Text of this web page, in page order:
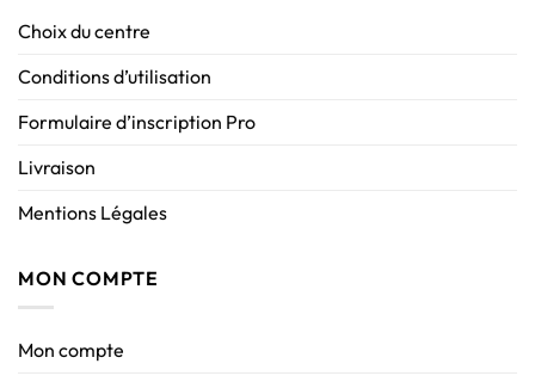
Choix du centre
Conditions d’utilisation
Formulaire d’inscription Pro
Livraison
Mentions Légales
MON COMPTE
Mon compte